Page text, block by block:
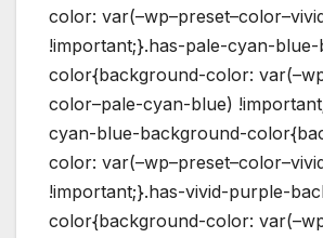
color:
!important;}.has-pale-cyan-
color{background-color:
color–pale-cyan-blue)
cyan-blue-background-
color:
!important;}.has-vivid-purple-
color{background-color: